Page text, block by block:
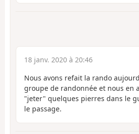
18 janv. 2020 à 20:46
Nous avons refait la rando
groupe de randonnée et nous en
"jeter" quelques pierres dans le
le passage.